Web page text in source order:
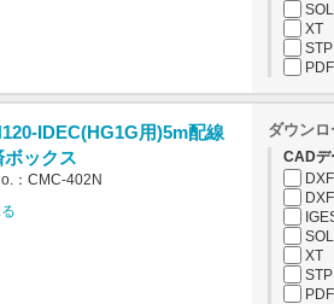
XT
STP
PDF
IDEC(HG1G用)5m配線
ックス
：CMC-402N
ダウンロ
CADデ
DXF
XT
STP
PDF